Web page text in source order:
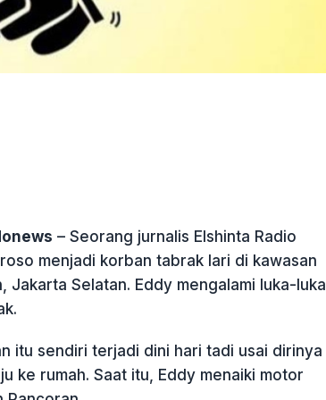
– Seorang jurnalis Elshinta Radio
menjadi korban tabrak lari di kawasan
Jakarta Selatan. Eddy mengalami luka-luka
itu sendiri terjadi dini hari tadi usai dirinya
ke rumah. Saat itu, Eddy menaiki motor